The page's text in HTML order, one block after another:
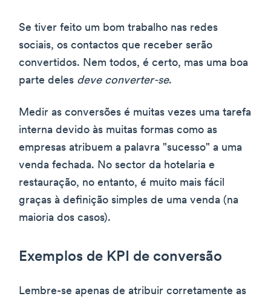
Se tiver feito um bom trabalho nas redes
sociais, os contactos que receber serão
convertidos. Nem todos, é certo, mas uma boa
parte deles deve converter-se.
Medir as conversões é muitas vezes uma tarefa
interna devido às muitas formas como as
empresas atribuem a palavra "sucesso" a uma
venda fechada. No sector da hotelaria e
restauração, no entanto, é muito mais fácil
graças à definição simples de uma venda (na
maioria dos casos).
Exemplos de KPI de conversão
Lembre-se apenas de atribuir corretamente as